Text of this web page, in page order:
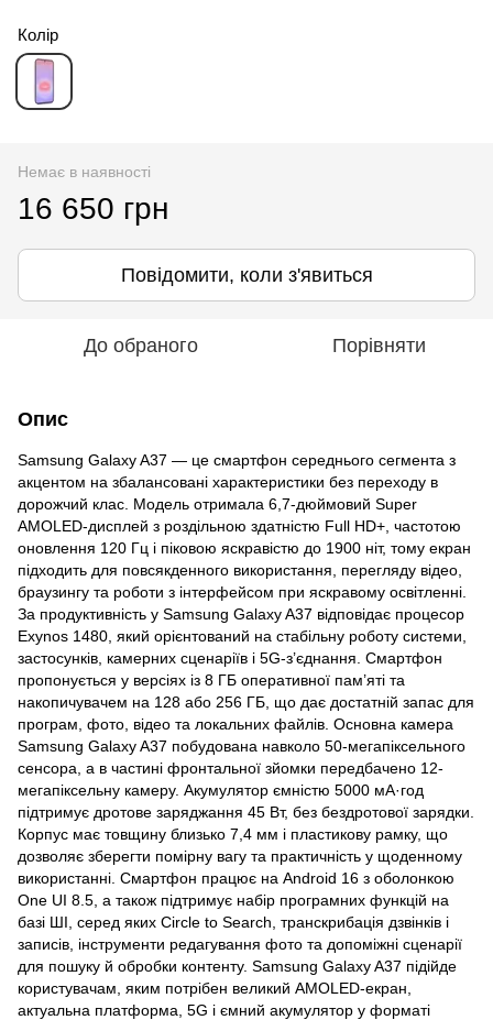
Колір
Немає в наявності
16 650 грн
Повідомити, коли з'явиться
До обраного Порівняти
Опис
Samsung Galaxy A37 — це смартфон середнього сегмента з
акцентом на збалансовані характеристики без переходу в
дорожчий клас. Модель отримала 6,7-дюймовий Super
AMOLED-дисплей з роздільною здатністю Full HD+, частотою
оновлення 120 Гц і піковою яскравістю до 1900 ніт, тому екран
підходить для повсякденного використання, перегляду відео,
браузингу та роботи з інтерфейсом при яскравому освітленні.
За продуктивність у Samsung Galaxy A37 відповідає процесор
Exynos 1480, який орієнтований на стабільну роботу системи,
застосунків, камерних сценаріїв і 5G-з’єднання. Смартфон
пропонується у версіях із 8 ГБ оперативної пам’яті та
накопичувачем на 128 або 256 ГБ, що дає достатній запас для
програм, фото, відео та локальних файлів. Основна камера
Samsung Galaxy A37 побудована навколо 50-мегапіксельного
сенсора, а в частині фронтальної зйомки передбачено 12-
мегапіксельну камеру. Акумулятор ємністю 5000 мА·год
підтримує дротове заряджання 45 Вт, без бездротової зарядки.
Корпус має товщину близько 7,4 мм і пластикову рамку, що
дозволяє зберегти помірну вагу та практичність у щоденному
використанні. Смартфон працює на Android 16 з оболонкою
One UI 8.5, а також підтримує набір програмних функцій на
базі ШІ, серед яких Circle to Search, транскрибація дзвінків і
записів, інструменти редагування фото та допоміжні сценарії
для пошуку й обробки контенту. Samsung Galaxy A37 підійде
користувачам, яким потрібен великий AMOLED-екран,
актуальна платформа, 5G і ємний акумулятор у форматі